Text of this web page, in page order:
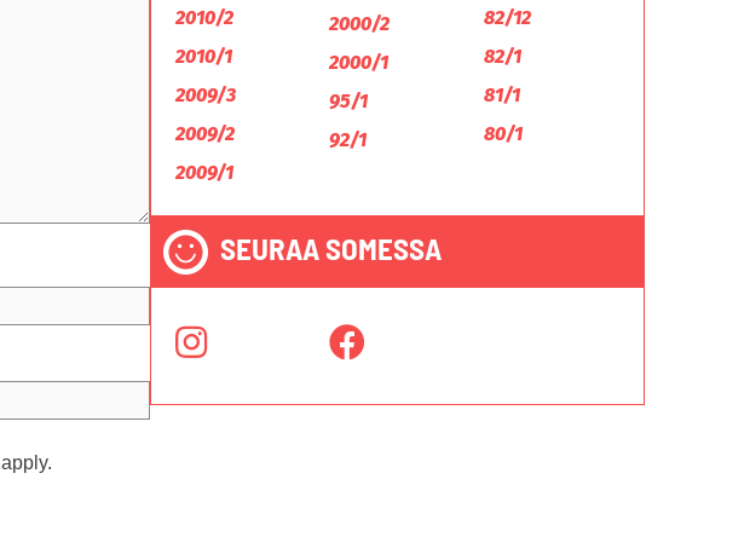
apply.
2010/2
2010/1
2009/3
2009/2
2009/1
2000/2
2000/1
95/1
92/1
82/12
82/1
81/1
80/1
SEURAA SOMESSA